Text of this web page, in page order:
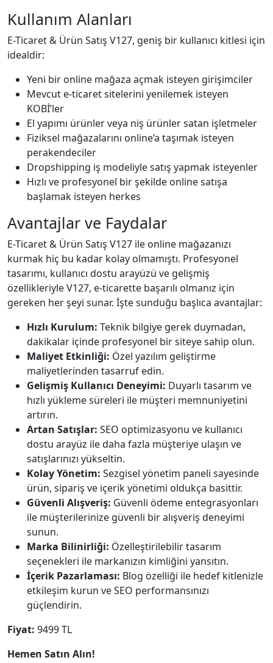
Kullanım Alanları
E-Ticaret & Ürün Satış V127, geniş bir kullanıcı kitlesi için
idealdir:
Yeni bir online mağaza açmak isteyen girişimciler
Mevcut e-ticaret sitelerini yenilemek isteyen
KOBİ’ler
El yapımı ürünler veya niş ürünler satan işletmeler
Fiziksel mağazalarını online’a taşımak isteyen
perakendeciler
Dropshipping iş modeliyle satış yapmak isteyenler
Hızlı ve profesyonel bir şekilde online satışa
başlamak isteyen herkes
Avantajlar ve Faydalar
E-Ticaret & Ürün Satış V127 ile online mağazanızı
kurmak hiç bu kadar kolay olmamıştı. Profesyonel
tasarımı, kullanıcı dostu arayüzü ve gelişmiş
özellikleriyle V127, e-ticarette başarılı olmanız için
gereken her şeyi sunar. İşte sunduğu başlıca avantajlar:
Hızlı Kurulum: Teknik bilgiye gerek duymadan,
dakikalar içinde profesyonel bir siteye sahip olun.
Maliyet Etkinliği: Özel yazılım geliştirme
maliyetlerinden tasarruf edin.
Gelişmiş Kullanıcı Deneyimi: Duyarlı tasarım ve
hızlı yükleme süreleri ile müşteri memnuniyetini
artırın.
Artan Satışlar: SEO optimizasyonu ve kullanıcı
dostu arayüz ile daha fazla müşteriye ulaşın ve
satışlarınızı yükseltin.
Kolay Yönetim: Sezgisel yönetim paneli sayesinde
ürün, sipariş ve içerik yönetimi oldukça basittir.
Güvenli Alışveriş: Güvenli ödeme entegrasyonları
ile müşterilerinize güvenli bir alışveriş deneyimi
sunun.
Marka Bilinirliği: Özelleştirilebilir tasarım
seçenekleri ile markanızın kimliğini yansıtın.
İçerik Pazarlaması: Blog özelliği ile hedef kitlenizle
etkileşim kurun ve SEO performansınızı
güçlendirin.
Fiyat: 9499 TL
Hemen Satın Alın!